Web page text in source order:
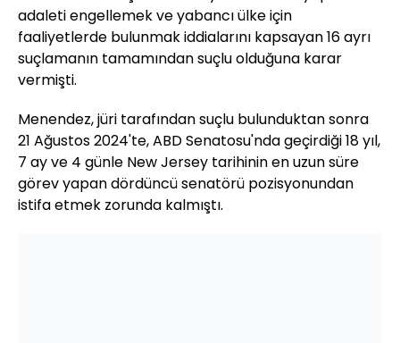
adaleti engellemek ve yabancı ülke için
faaliyetlerde bulunmak iddialarını kapsayan 16 ayrı
suçlamanın tamamından suçlu olduğuna karar
vermişti.
Menendez, jüri tarafından suçlu bulunduktan sonra
21 Ağustos 2024'te, ABD Senatosu'nda geçirdiği 18 yıl,
7 ay ve 4 günle New Jersey tarihinin en uzun süre
görev yapan dördüncü senatörü pozisyonundan
istifa etmek zorunda kalmıştı.